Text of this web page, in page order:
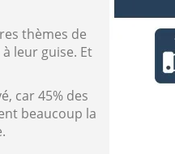
thèmes de
leur guise. Et
car 45% des
beaucoup la